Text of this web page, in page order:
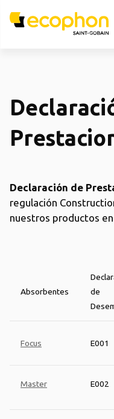
Declaración de
regulación
nuestros productos
Absorbentes
de
Focus E001
Master E002